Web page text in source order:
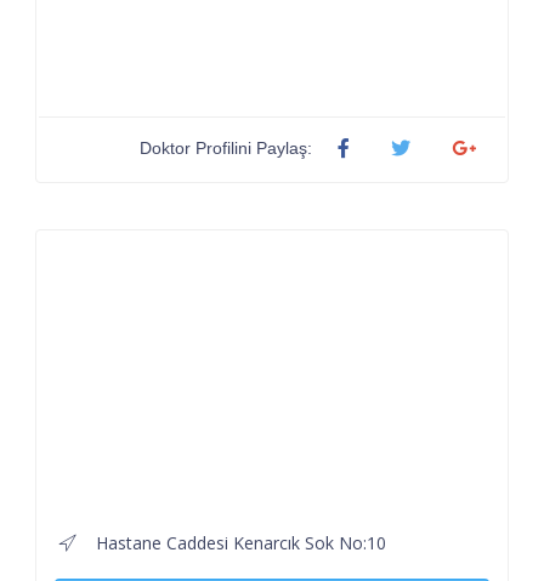
Doktor Profilini Paylaş:
Hastane Caddesi Kenarcık Sok No:10